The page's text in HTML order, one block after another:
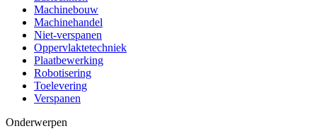
Machinebouw
Machinehandel
Niet-verspanen
Oppervlaktetechniek
Plaatbewerking
Robotisering
Toelevering
Verspanen
Onderwerpen